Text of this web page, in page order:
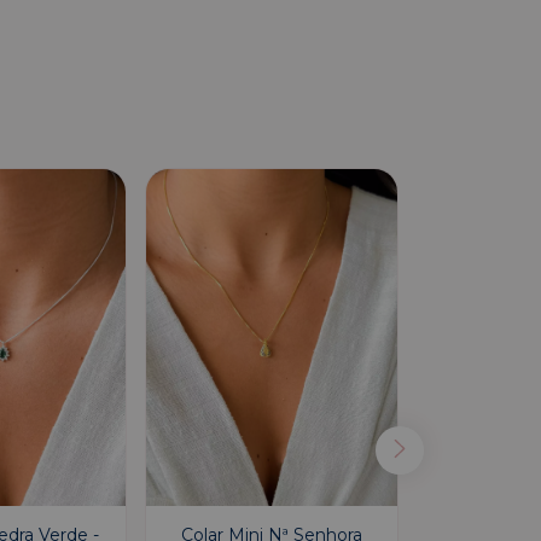
Verde -
Colar Mini Nª Senhora